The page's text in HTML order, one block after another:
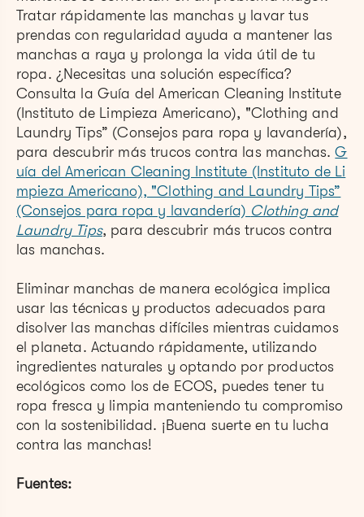
Tratar rápidamente las manchas y lavar tus
prendas con regularidad ayuda a mantener las
manchas a raya y prolonga la vida útil de tu
ropa. ¿Necesitas una solución específica?
Consulta la Guía del American Cleaning Institute
(Instituto de Limpieza Americano), "Clothing and
Laundry Tips” (Consejos para ropa y lavandería),
para descubrir más trucos contra las manchas.G
uía del American Cleaning Institute (Instituto de Li
mpieza Americano), "Clothing and Laundry Tips”
(Consejos para ropa y lavandería) Clothing and
Laundry Tips, para descubrir más trucos contra
las manchas.
Eliminar manchas de manera ecológica implica
usar las técnicas y productos adecuados para
disolver las manchas difíciles mientras cuidamos
el planeta. Actuando rápidamente, utilizando
ingredientes naturales y optando por productos
ecológicos como los de ECOS, puedes tener tu
ropa fresca y limpia manteniendo tu compromiso
con la sostenibilidad. ¡Buena suerte en tu lucha
contra las manchas!
Fuentes: